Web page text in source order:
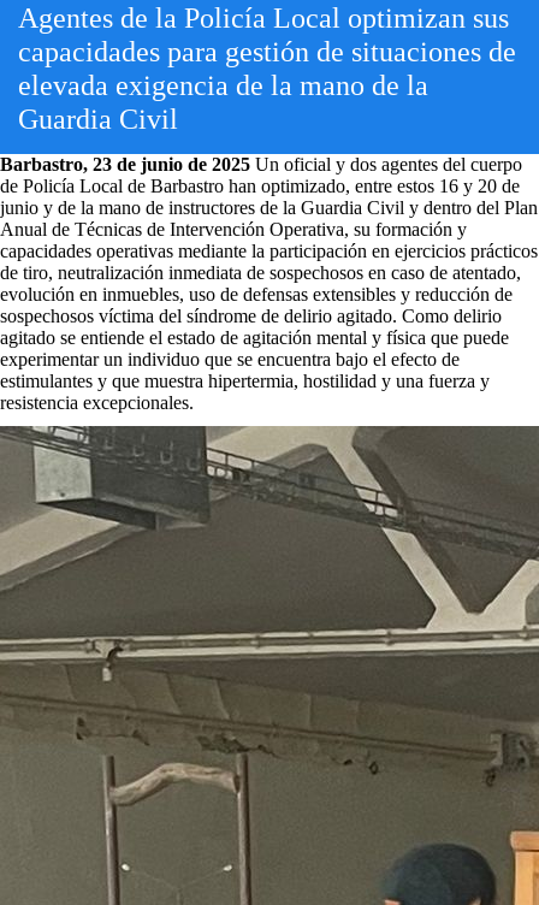
Agentes de la Policía Local optimizan sus
capacidades para gestión de situaciones de
elevada exigencia de la mano de la
Guardia Civil
Barbastro, 23 de junio de 2025 Un oficial y dos agentes del cuerpo
de Policía Local de Barbastro han optimizado, entre estos 16 y 20 de
junio y de la mano de instructores de la Guardia Civil y dentro del Plan
Anual de Técnicas de Intervención Operativa, su formación y
capacidades operativas mediante la participación en ejercicios prácticos
de tiro, neutralización inmediata de sospechosos en caso de atentado,
evolución en inmuebles, uso de defensas extensibles y reducción de
sospechosos víctima del síndrome de delirio agitado. Como delirio
agitado se entiende el estado de agitación mental y física que puede
experimentar un individuo que se encuentra bajo el efecto de
estimulantes y que muestra hipertermia, hostilidad y una fuerza y
resistencia excepcionales.